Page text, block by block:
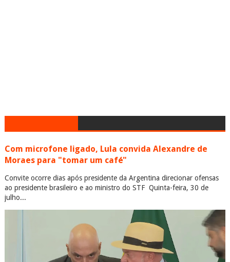
Com microfone ligado, Lula convida Alexandre de
Moraes para "tomar um café"
Convite ocorre dias após presidente da Argentina direcionar ofensas
ao presidente brasileiro e ao ministro do STF Quinta-feira, 30 de
julho...